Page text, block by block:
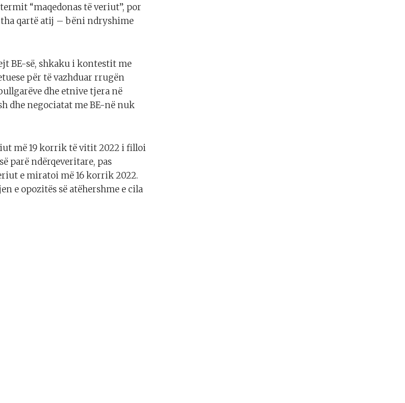
“maqedonas të veriut”, por
tha qartë atij – bëni ndryshime
BE-së, shkaku i kontestit me
për të vazhduar rrugën
dhe etnive tjera në
dhe negociatat me BE-në nuk
më 19 korrik të vitit 2022 i filloi
parë ndërqeveritare, pas
e miratoi më 16 korrik 2022.
e opozitës së atëhershme e cila